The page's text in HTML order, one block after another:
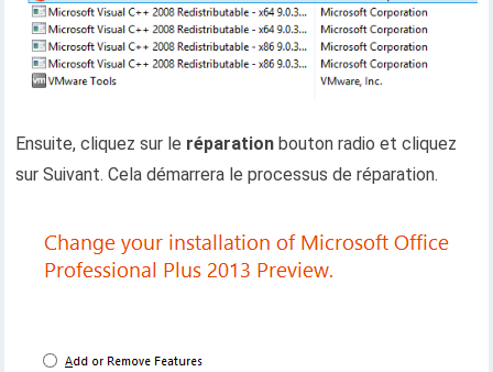
Ensuite, cliquez sur le réparation bouton radio et cliquez
sur Suivant. Cela démarrera le processus de réparation.